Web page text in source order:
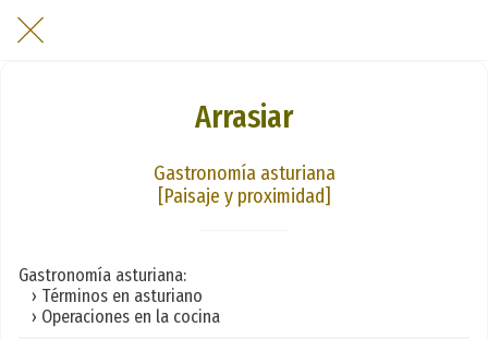
Arrasiar
Gastronomía asturiana
[Paisaje y proximidad]
Gastronomía asturiana:
› Términos en asturiano
› Operaciones en la cocina